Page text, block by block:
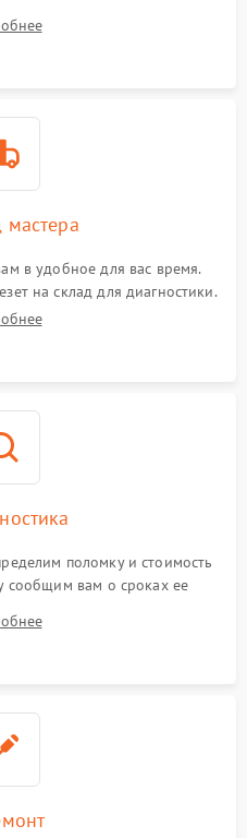
мастера
в удобное для вас время.
на склад для диагностики.
поломку и стоимость
сообщим вам о сроках ее